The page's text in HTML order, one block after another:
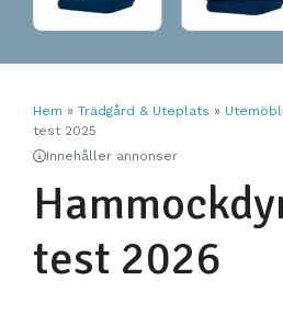
Hem » Trädgård & Uteplats »
test 2025
Innehåller annonser
test 2026